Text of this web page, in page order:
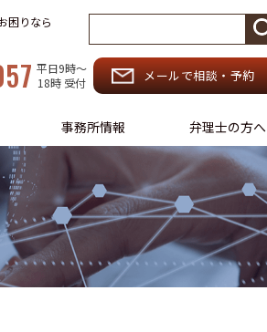
困りなら
平日9時〜
18時 受付
メールで相談・予約
事務所情報 弁理士の方へ